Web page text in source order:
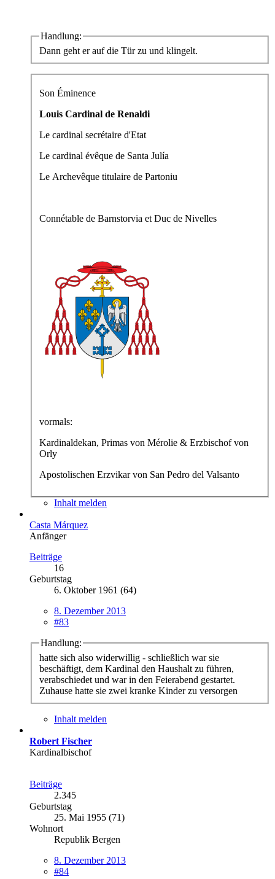
Handlung:
Dann geht er auf die Tür zu und klingelt.
Son Éminence
Louis Cardinal de Renaldi
Le cardinal secrétaire d'Etat
Le cardinal évêque de Santa Julía
Le Archevêque titulaire de Partoniu
Connétable de Barnstorvia et Duc de Nivelles
vormals:
Kardinaldekan, Primas von Mérolie & Erzbischof von
Orly
Apostolischen Erzvikar von San Pedro del Valsanto
Inhalt melden
Casta Márquez
Anfänger
Beiträge
16
Geburtstag
6. Oktober 1961 (64)
8. Dezember 2013
#83
Handlung:
hatte sich also widerwillig - schließlich war sie
beschäftigt, dem Kardinal den Haushalt zu führen,
verabschiedet und war in den Feierabend gestartet.
Zuhause hatte sie zwei kranke Kinder zu versorgen
Inhalt melden
Robert Fischer
Kardinalbischof
Beiträge
2.345
Geburtstag
25. Mai 1955 (71)
Wohnort
Republik Bergen
8. Dezember 2013
#84